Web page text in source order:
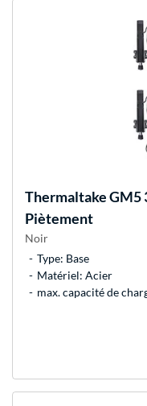
ThermaltakeGM5
Piètement
Noir
Type: Base
Matériel: Acier
max. capacité de